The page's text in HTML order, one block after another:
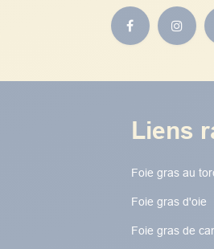
Liens
Foie gras au
Foie gras d'oie
Foie gras de